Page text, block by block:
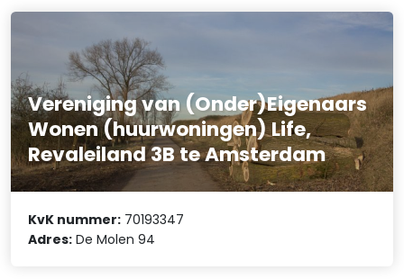
Vereniging van (Onder)Eigenaars
Wonen (huurwoningen) Life,
Revaleiland 3B te Amsterdam
KvK nummer: 70193347
Adres: De Molen 94